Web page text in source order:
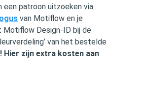
een patroon uitzoeken via
van Motiflow en je
Motiflow Design-ID bij de
van het bestelde
Hier zijn extra kosten aan